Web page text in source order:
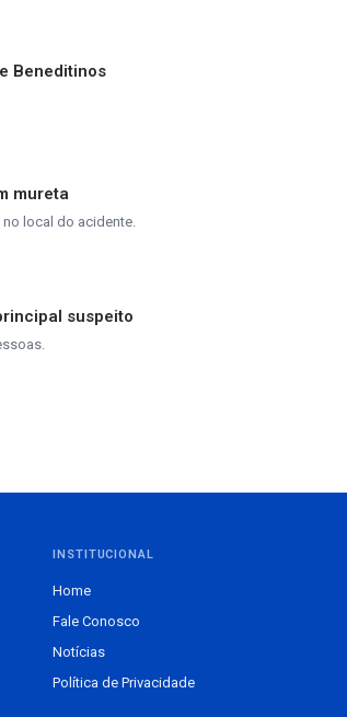
Beneditinos
mureta
local do acidente.
suspeito
INSTITUCIONAL
Home
Fale Conosco
Notícias
Política de Privacidade